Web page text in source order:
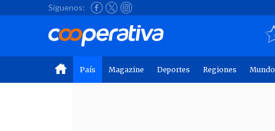
Síguenos:
País Magazine Deportes Regiones Mundo